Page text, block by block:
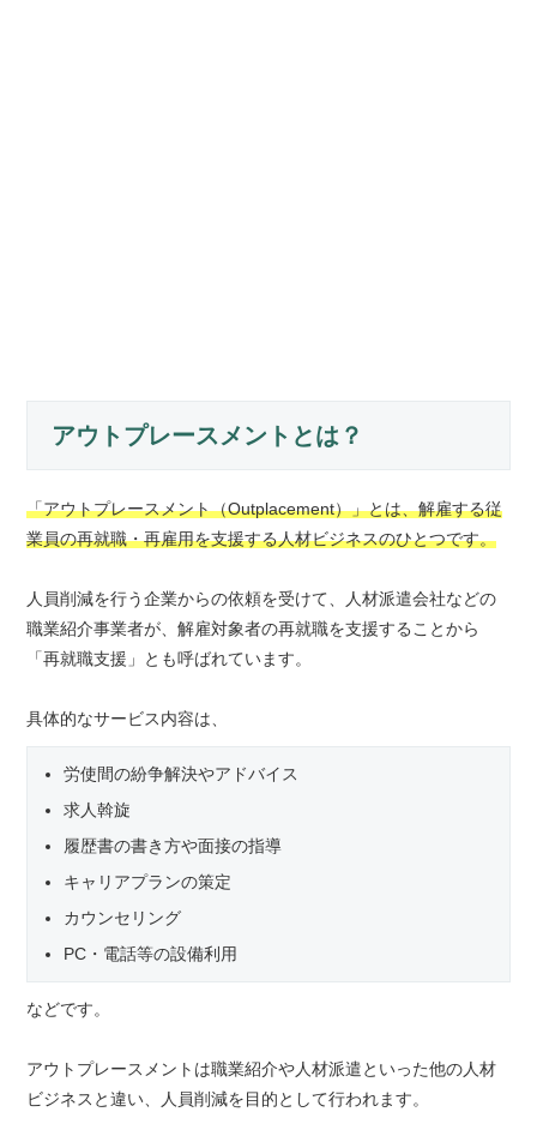
アウトプレースメントとは？
「アウトプレースメント（Outplacement）」とは、解雇する従
業員の再就職・再雇用を支援する人材ビジネスのひとつです。
人員削減を行う企業からの依頼を受けて、人材派遣会社などの
職業紹介事業者が、解雇対象者の再就職を支援することから
「再就職支援」とも呼ばれています。
具体的なサービス内容は、
労使間の紛争解決やアドバイス
求人斡旋
履歴書の書き方や面接の指導
キャリアプランの策定
カウンセリング
PC・電話等の設備利用
などです。
アウトプレースメントは職業紹介や人材派遣といった他の人材
ビジネスと違い、人員削減を目的として行われます。